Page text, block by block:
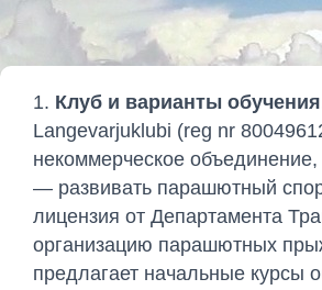
1. Клуб и варианты обучения
Langevarjuklubi (reg nr
некоммерческое объединение,
— развивать парашютный
лицензия от Департамента
организацию парашютных
предлагает начальные курсы